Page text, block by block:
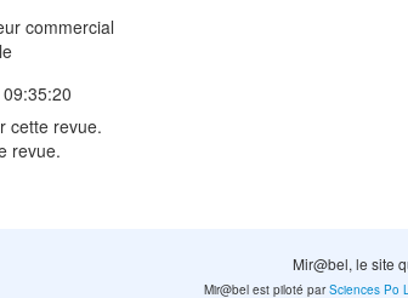
commercial
cette revue.
revue.
Mir@bel, le site
Mir@bel est piloté parSciences Po